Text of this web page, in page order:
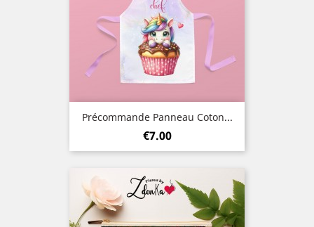
Précommande Panneau Coton...
Price
€7.00